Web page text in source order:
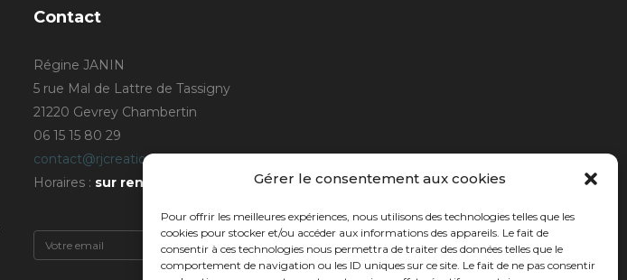
Gérer le consentement aux cookies
Pour offrir les meilleures expériences, nous utilisons des technologies telles que les
cookies pour stocker et/ou accéder aux informations des appareils. Le fait de
consentir à ces technologies nous permettra de traiter des données telles que le
comportement de navigation ou les ID uniques sur ce site. Le fait de ne pas consentir
Contact
Régine JANIN
5 rue Mal de Lattre de Tassigny
21220 Gevrey Chambertin
06 15 15 80 29
contact@rjcreation.com
Horaires : sur rendez-vous